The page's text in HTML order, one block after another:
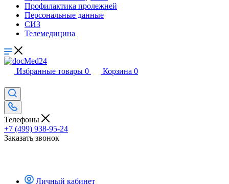
Профилактика пролежней
Персональные данные
СИЗ
Телемедицина
Избранные товары 0 Корзина 0
Телефоны
+7 (499) 938-95-24
Заказать звонок
Личный кабинет